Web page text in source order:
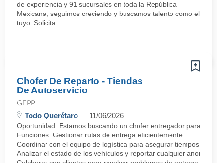
de experiencia y 91 sucursales en toda la República
Mexicana, seguimos creciendo y buscamos talento como el
tuyo. Solicita ...
Chofer De Reparto - Tiendas
De Autoservicio
GEPP
Todo Querétaro 11/06/2026
Oportunidad: Estamos buscando un chofer entregador para
Funciones: Gestionar rutas de entrega eficientemente.
Coordinar con el equipo de logística para asegurar tiempos de
Analizar el estado de los vehículos y reportar cualquier anomalía.